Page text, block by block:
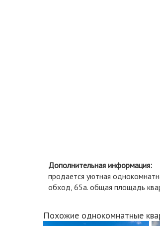
Дополнительная информация:
продается уютная
обход, 65а. общая площадь
Похожие однокомнатные